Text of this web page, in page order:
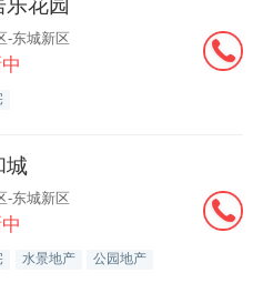
乐花园
-东城新区
城
-东城新区
水景地产 公园地产